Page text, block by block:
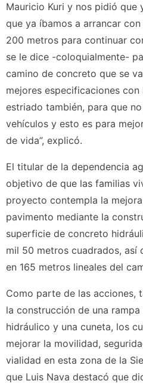
Mauricio Kuri y nos pidió que
que ya íbamos a arrancar
200 metros para continuar
se le dice -coloquialmente-
camino de concreto que se
mejores especificaciones con
estriado también, para que
vehículos y esto es para
de vida”, explicó.
El titular de la dependencia
objetivo de que las familias
proyecto contempla la
pavimento mediante la
superficie de concreto
mil 50 metros cuadrados, así
en 165 metros lineales del
Como parte de las acciones,
la construcción de una
hidráulico y una cuneta, los
mejorar la movilidad,
vialidad en esta zona de la
que Luis Nava destacó que